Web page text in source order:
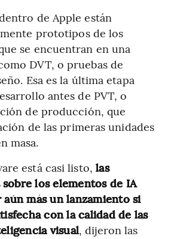
de Apple están
prototipos de los
se encuentran en una
DVT, o pruebas de
Esa es la última etapa
antes de PVT, o
de producción, que
de las primeras unidades
masa.
está casi listo, las
los elementos de IA
más un lanzamiento si
con la calidad de las
visual, dijeron las